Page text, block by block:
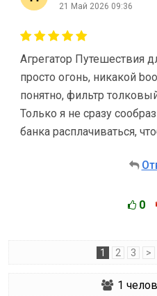
21 Май 2026 09:36
Агрегатор Путешествия
просто огонь, никакой
понятно, фильтр
Только я не сразу
банка расплачиваться,
0
1 2 3 >
1